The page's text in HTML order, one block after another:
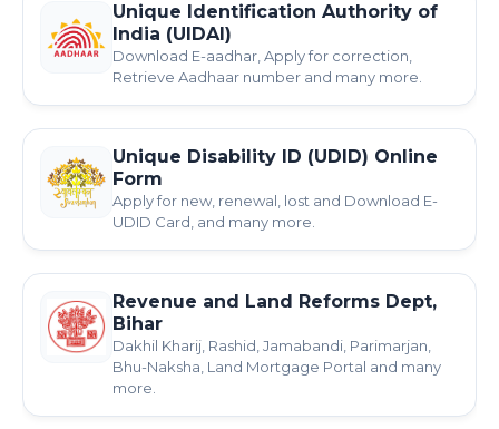
Unique Identification Authority of
India (UIDAI)
Download E-aadhar, Apply for correction,
Retrieve Aadhaar number and many more.
Unique Disability ID (UDID) Online
Form
Apply for new, renewal, lost and Download E-
UDID Card, and many more.
Revenue and Land Reforms Dept,
Bihar
Dakhil Kharij, Rashid, Jamabandi, Parimarjan,
Bhu-Naksha, Land Mortgage Portal and many
more.